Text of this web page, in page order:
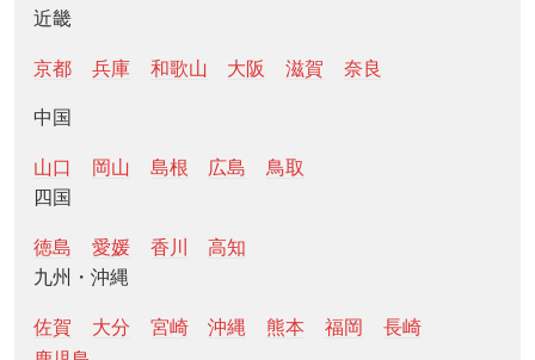
近畿
京都 兵庫 和歌山 大阪 滋賀 奈良
中国
山口 岡山 島根 広島
鳥取
四国
徳島 愛媛 香川
高知
九州・沖縄
佐賀 大分 宮崎 沖縄 熊本 福岡
長崎